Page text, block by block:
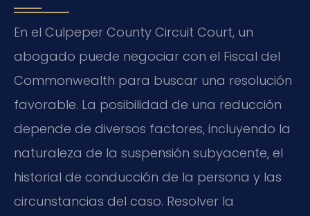
En el Culpeper County Circuit Court, un
abogado puede negociar con el Fiscal del
Commonwealth para buscar una resolución
favorable. La posibilidad de una reducción
depende de diversos factores, incluyendo la
naturaleza de la suspensión subyacente, el
historial de conducción de la persona y las
circunstancias del caso. Resolver la